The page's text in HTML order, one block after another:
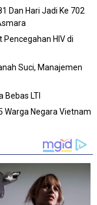
Dan Hari Jadi Ke 702
Pencegahan HIV di
Suci, Manajemen
Bebas LTI
Warga Negara Vietnam